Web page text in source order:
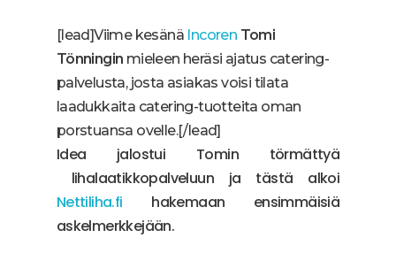
[lead]Viime kesänä Incoren Tomi
Tönningin mieleen heräsi ajatus catering-
palvelusta, josta asiakas voisi tilata
laadukkaita catering-tuotteita oman
porstuansa ovelle.[/lead]
Idea jalostui Tomin törmättyä
lihalaatikkopalveluun ja tästä alkoi
Nettiliha.fi hakemaan ensimmäisiä
askelmerkkejään.